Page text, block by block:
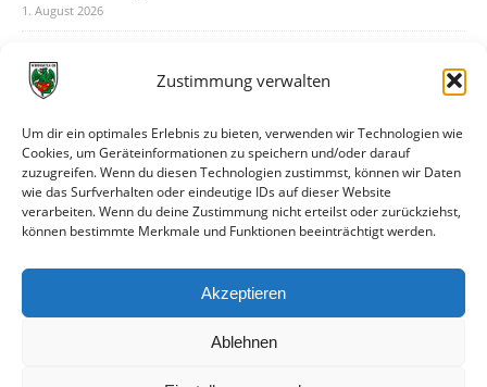
Zustimmung verwalten
Um dir ein optimales Erlebnis zu bieten, verwenden wir Technologien wie
Cookies, um Geräteinformationen zu speichern und/oder darauf
zuzugreifen. Wenn du diesen Technologien zustimmst, können wir Daten
wie das Surfverhalten oder eindeutige IDs auf dieser Website
verarbeiten. Wenn du deine Zustimmung nicht erteilst oder zurückziehst,
können bestimmte Merkmale und Funktionen beeinträchtigt werden.
Akzeptieren
Ablehnen
1. August 2026
31. Juli 2026
30. Juli 2026
Deine Spielminute: 89+1
28. Juli 2026
Neuer Rückensponsor
Neue Podcast-Folge: So tickt Björn!
27. Juli 2026